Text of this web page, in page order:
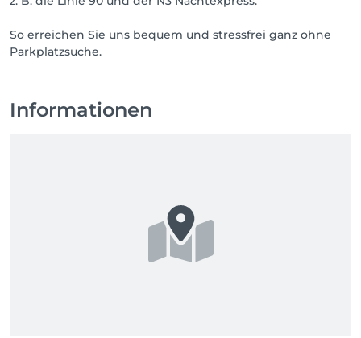
So erreichen Sie uns bequem und stressfrei ganz ohne
Parkplatzsuche.
Informationen